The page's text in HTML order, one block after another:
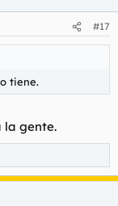
#17
tiene.
la gente.